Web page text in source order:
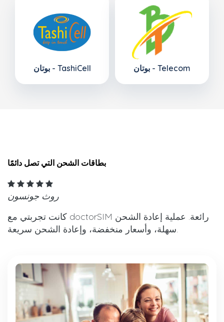
بوتان - TashiCell بوتان - Telecom
بطاقات الشحن التي تصل دائمًا
روث جونسون
كانت تجربتي مع doctorSIM رائعة. عملية إعادة الشحن
سهلة، وأسعار منخفضة، وإعادة الشحن سريعة.